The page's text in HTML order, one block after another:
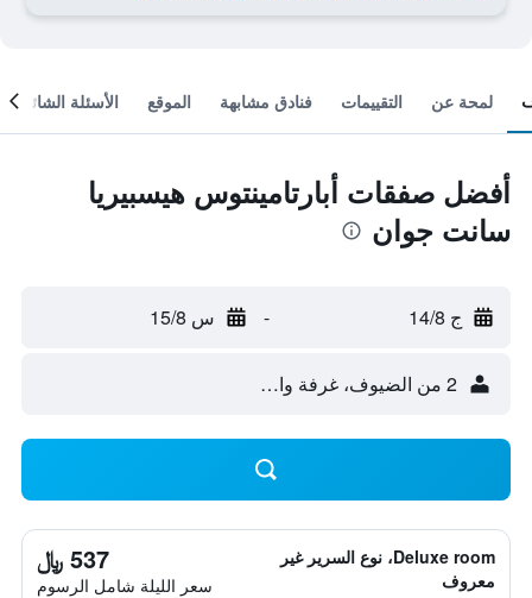
لمحة عن التقييمات فنادق مشابهة الموقع الأسئلة الشائعة
أفضل صفقات أبارتامينتوس هيسبيريا
سانت جوان
ج 14/8 - س 15/8
2 من الضيوف، غرفة واحدة
Deluxe room، نوع السرير غير
معروف
537 ﷼
سعر الليلة شامل الرسوم